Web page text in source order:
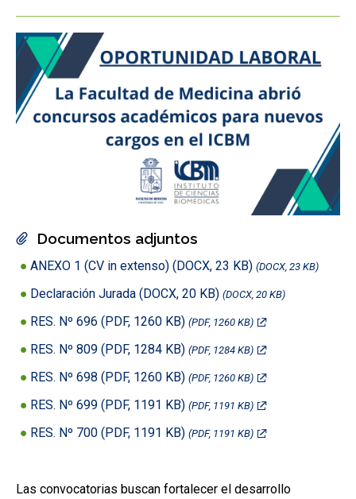
Documentos adjuntos
ANEXO 1 (CV in extenso) (DOCX, 23 KB) (DOCX, 23 KB)
Declaración Jurada (DOCX, 20 KB) (DOCX, 20 KB)
RES. Nº 696 (PDF, 1260 KB) (PDF, 1260 KB)
RES. Nº 809 (PDF, 1284 KB) (PDF, 1284 KB)
RES. Nº 698 (PDF, 1260 KB) (PDF, 1260 KB)
RES. Nº 699 (PDF, 1191 KB) (PDF, 1191 KB)
RES. Nº 700 (PDF, 1191 KB) (PDF, 1191 KB)
Las convocatorias buscan fortalecer el desarrollo